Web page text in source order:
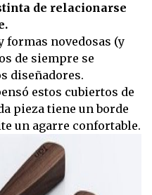
de relacionarse
formas novedosas (y
de siempre se
diseñadores.
estos cubiertos de
pieza tiene un borde
un agarre confortable.